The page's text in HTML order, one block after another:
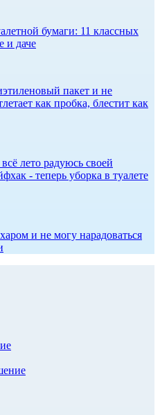
бумаги: 11 классных
и даче
пакет и не
как пробка, блестит как
лето радуюсь своей
- теперь уборка в туалете
и не могу нарадоваться